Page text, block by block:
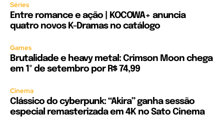
Séries
Entre romance e ação | KOCOWA+ anuncia
quatro novos K-Dramas no catálogo
Games
Brutalidade e heavy metal: Crimson Moon chega
em 1º de setembro por R$ 74,99
Cinema
Clássico do cyberpunk: “Akira” ganha sessão
especial remasterizada em 4K no Sato Cinema